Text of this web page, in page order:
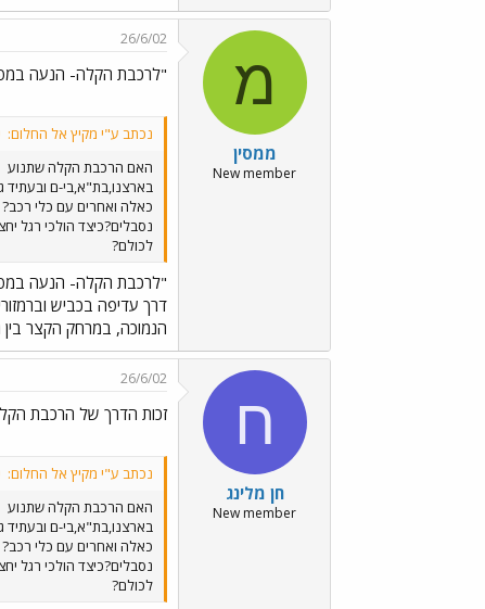
מ
ממסין
New member
26/6/02
"לרכבת הקלה- הנעה
נכתב ע"י מקיץ אל החלום:
האם הרכבת הקלה שתנוע
בארצנו,בת"א,בי-ם ובעתיד
כאלה ואחרים עם כלי
נסבלים?כיצד הולכי רגל
לכולם?
"לרכבת הקלה- הנעה
דרך עדיפה בכביש
הנמוכה, במרחק הקצר
ח
חן מלינג
New member
26/6/02
זכות הדרך של הרכבת
נכתב ע"י מקיץ אל החלום:
האם הרכבת הקלה שתנוע
בארצנו,בת"א,בי-ם ובעתיד
כאלה ואחרים עם כלי
נסבלים?כיצד הולכי רגל
לכולם?